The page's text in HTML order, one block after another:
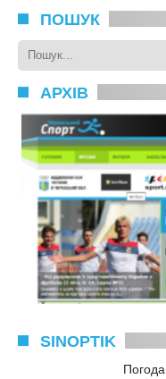
ПОШУК
АРХІВ
SINOPTIK
Погода